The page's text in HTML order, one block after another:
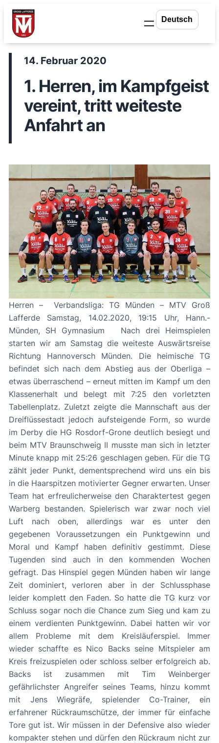
Zum
Inhalt
springen
14. Februar 2020
1. Herren, im Kampfgeist
vereint, tritt weiteste
Anfahrt an
Herren – Verbandsliga: TG Münden – MTV Groß
Lafferde Samstag, 14.02.2020, 19:15 Uhr, Hann.-
Münden, SH Gymnasium Nach drei Heimspielen
starten wir am Samstag die weiteste Auswärtsreise
Richtung Hannoversch Münden. Die heimische TG
befindet sich nach dem Abstieg aus der Oberliga –
etwas überraschend – erneut mitten im Kampf um den
Klassenerhalt und belegt mit 7:25 den vorletzten
Tabellenplatz. Zuletzt zeigte die Mannschaft aus der
Dreiflüssestadt jedoch aufsteigende Form, so wurde
im Derby die HG Rosdorf-Grone deutlich besiegt und
beim MTV Braunschweig II musste man sich in letzter
Minute knapp mit 25:26 geschlagen geben. Für die TG
zählt jeder Punkt, dementsprechend wird uns ein bis
in die Haarspitzen motivierter Gegner erwarten. Unser
Team hat erfreulicherweise den Charaktertest gegen
Warberg bestanden. Spielerisch war zwar noch viel
Luft nach oben, allerdings war es unter den
gegebenen Voraussetzungen ein Punktgewinn und
Moral und Kampf haben definitiv gestimmt. Diese
Tugenden sind auch in den kommenden Wochen
gefragt. Das Hinspiel gegen Münden haben wir lange
Zeit dominiert, verloren aber in der Schlussphase
leider komplett den Faden. So hatte die TG kurz vor
Schluss sogar noch die Chance zum Sieg und kam zu
einem verdienten Punktgewinn. Dabei hatten wir vor
allem Probleme mit dem Kreisläuferspiel. Immer
wieder schaffte es Nico Backs seine Mitspieler am
Kreis freizuspielen oder schloss selber erfolgreich ab.
Backs ist zusammen mit Tim Weinberger
gefährlichster Angreifer seines Teams, hinzu kommt
mit Jens Wiegräfe, spielender Co-Trainer, ein
erfahrener Rückraumschütze, der immer für einfache
Tore gut ist. Wir müssen in der Defensive also wieder
kompakter stehen und dürfen den Rückraum nicht zur